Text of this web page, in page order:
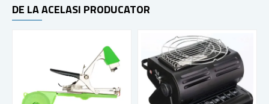
DE LA ACELASI PRODUCATOR